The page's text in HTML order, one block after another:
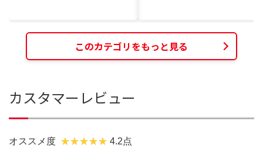
このカテゴリをもっと見る
カスタマーレビュー
オススメ度 4.2点